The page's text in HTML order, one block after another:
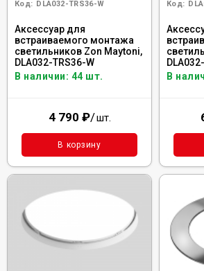
Код: DLA032-TRS36-W
Аксессуар для
встраиваемого монтажа
светильников Zon Maytoni,
DLA032-TRS36-W
В наличии: 44 шт.
4 790 ₽/шт.
В корзину
Код:
В